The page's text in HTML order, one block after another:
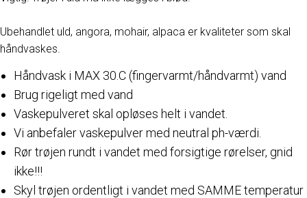
Ubehandlet uld, angora, mohair, alpaca er kvaliteter som skal
håndvaskes.
Håndvask i MAX 30.C (fingervarmt/håndvarmt) vand
Brug rigeligt med vand
Vaskepulveret skal opløses helt i vandet.
Vi anbefaler vaskepulver med neutral ph-værdi.
Rør trøjen rundt i vandet med forsigtige rørelser, gnid
ikke!!!
Skyl trøjen ordentligt i vandet med SAMME temperatur